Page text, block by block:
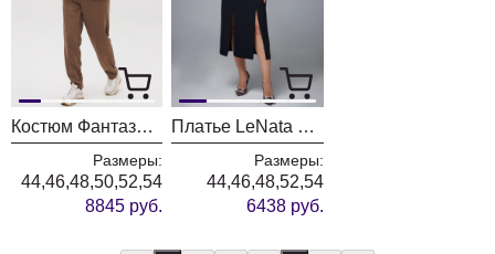
Костюм Фантазия Мод 5232
Размеры:
44,46,48,50,52,54
8845 руб.
Платье LeNata 16456 черный
Размеры:
44,46,48,52,54
6438 руб.